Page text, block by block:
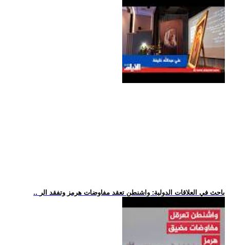
.. باحث في العلاقات الدولية: واشنطن تعقد مفاوضات هرمز وتفقد الر